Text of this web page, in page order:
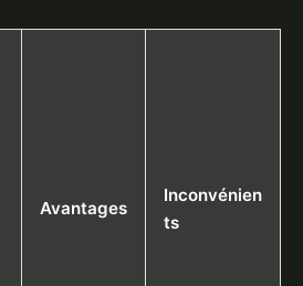
Avantages
Inconvénien
ts